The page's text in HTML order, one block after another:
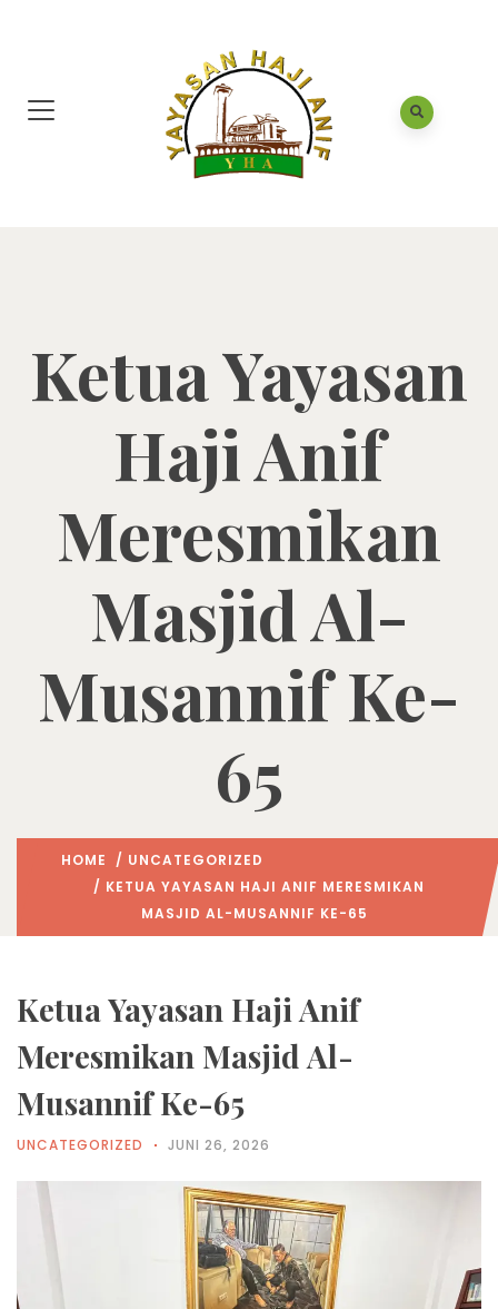
Ketua Yayasan
Haji Anif
Meresmikan
Masjid Al-
Musannif Ke-
65
HOME / UNCATEGORIZED
/ KETUA YAYASAN HAJI ANIF MERESMIKAN
MASJID AL-MUSANNIF KE-65
Ketua Yayasan Haji Anif
Meresmikan Masjid Al-
Musannif Ke-65
UNCATEGORIZED JUNI 26, 2026